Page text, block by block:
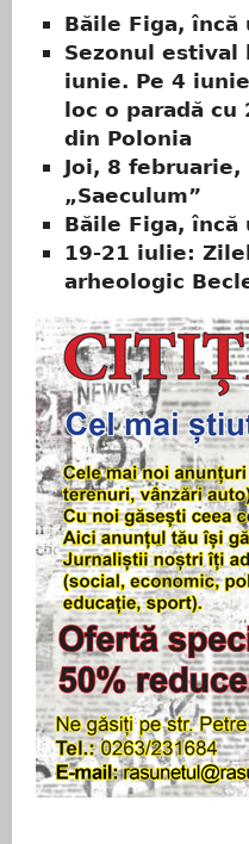
Băile Figa,
Sezonul estival
iunie. Pe 4
loc o paradă
din Polonia
Joi, 8
„Saeculum”
Băile Figa,
19-21 iulie:
arheologic